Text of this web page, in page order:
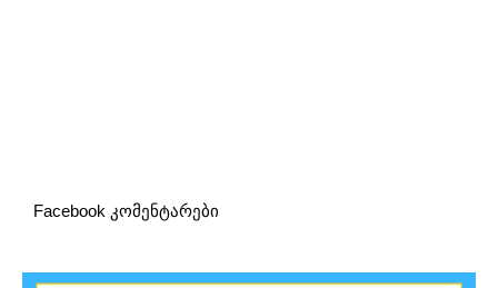
Facebook კომენტარები